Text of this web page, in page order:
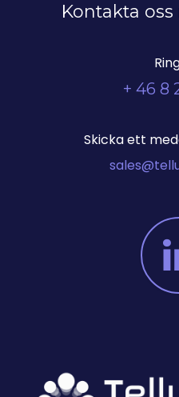
Kontakta
+ 46 8
Skicka ett